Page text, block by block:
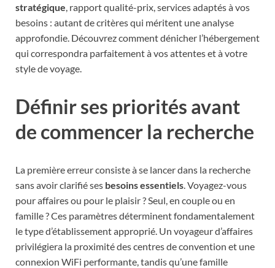
stratégique, rapport qualité-prix, services adaptés à vos
besoins : autant de critères qui méritent une analyse
approfondie. Découvrez comment dénicher l’hébergement
qui correspondra parfaitement à vos attentes et à votre
style de voyage.
Définir ses priorités avant
de commencer la recherche
La première erreur consiste à se lancer dans la recherche
sans avoir clarifié ses besoins essentiels . Voyagez-vous
pour affaires ou pour le plaisir ? Seul, en couple ou en
famille ? Ces paramètres déterminent fondamentalement
le type d’établissement approprié. Un voyageur d’affaires
privilégiera la proximité des centres de convention et une
connexion WiFi performante, tandis qu’une famille